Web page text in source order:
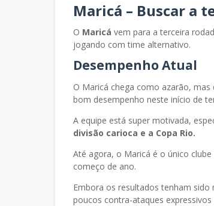
Maricá – Buscar a
O Maricá vem para a terceira
jogando com time alternativo.
Desempenho Atual
O Maricá chega como azarão,
bom desempenho neste início de
A equipe está super motivada,
divisão carioca e a Copa Rio.
Até agora, o Maricá é o único
começo de ano.
Embora os resultados tenham
poucos contra-ataques